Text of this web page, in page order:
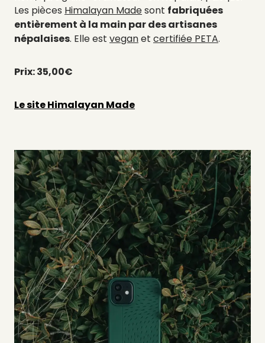
Les pièces Himalayan Madesont fabriquées
entièrement à la main par des artisanes
népalaises. Elleest veganet certifiée PETA.
Prix: 35,00€
Le site Himalayan Made